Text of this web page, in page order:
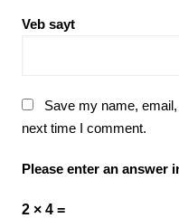
Veb sayt
Save my name,
next time I comment.
Please enter an answer
2 × 4 =